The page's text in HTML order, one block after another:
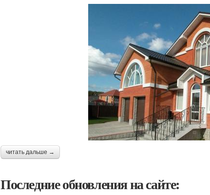
читать дальше →
Последние обновления на сайте: